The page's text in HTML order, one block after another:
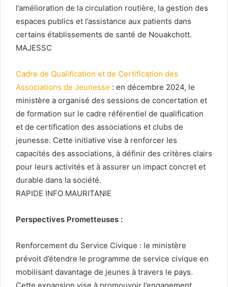
l’amélioration de la circulation routière, la gestion des
espaces publics et l’assistance aux patients dans
certains établissements de santé de Nouakchott.
MAJESSC
Cadre de Qualification et de Certification des
Associations de Jeunesse : en décembre 2024, le
ministère a organisé des sessions de concertation et
de formation sur le cadre référentiel de qualification
et de certification des associations et clubs de
jeunesse. Cette initiative vise à renforcer les
capacités des associations, à définir des critères clairs
pour leurs activités et à assurer un impact concret et
durable dans la société.
RAPIDE INFO MAURITANIE
Perspectives Prometteuses :
Renforcement du Service Civique : le ministère
prévoit d’étendre le programme de service civique en
mobilisant davantage de jeunes à travers le pays.